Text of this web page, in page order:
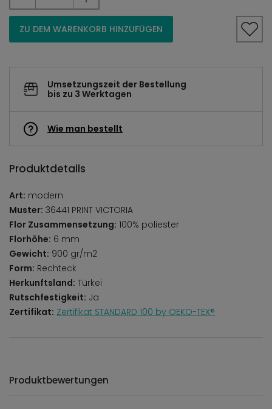
ZU DEM WARENKORB HINZUFÜGEN
Umsetzungszeit der Bestellung
bis zu 3 Werktagen
Wie man bestellt
Produktdetails
Art: modern
Muster: 36441 PRINT VICTORIA
Flor Zusammensetzung: 100% poliester
Florhöhe: 6 mm
Gewicht: 900 gr/m2
Form: Rechteck
Herkunftsland: Türkei
Rutschfestigkeit: Ja
Zertifikat: Zertifikat STANDARD 100 by OEKO-TEX®
Produktbewertungen